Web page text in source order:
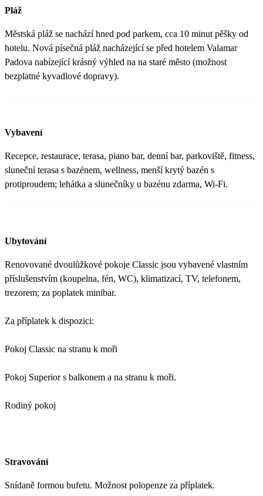
Pláž
Městská pláž se nachází hned pod parkem, cca 10 minut pěšky od
hotelu. Nová písečná pláž nacházející se před hotelem Valamar
Padova nabízející krásný výhled na na staré město (možnost
bezplatné kyvadlové dopravy).
Vybavení
Recepce, restaurace, terasa, piano bar, denní bar, parkoviště, fitness,
sluneční terasa s bazénem, wellness, menší krytý bazén s
protiproudem; lehátka a slunečníky u bazénu zdarma, Wi-Fi.
Ubytování
Renovované dvoulůžkové pokoje Classic jsou vybavené vlastním
příslušenstvím (koupelna, fén, WC), klimatizací, TV, telefonem,
trezorem; za poplatek minibar.
Za příplatek k dispozici:
Pokoj Classic na stranu k moři
Pokoj Superior s balkonem a na stranu k moři.
Rodiný pokoj
Stravování
Snídaně formou bufetu. Možnost polopenze za příplatek.